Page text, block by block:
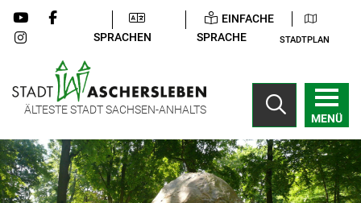
SPRACHEN
EINFACHE
SPRACHE
STADTPLAN
ÄLTESTE STADT SACHSEN-ANHALTS
MENÜ